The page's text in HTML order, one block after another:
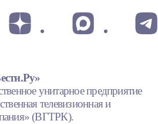
унитарное предприятие
телевизионная и
(ВГТРК).